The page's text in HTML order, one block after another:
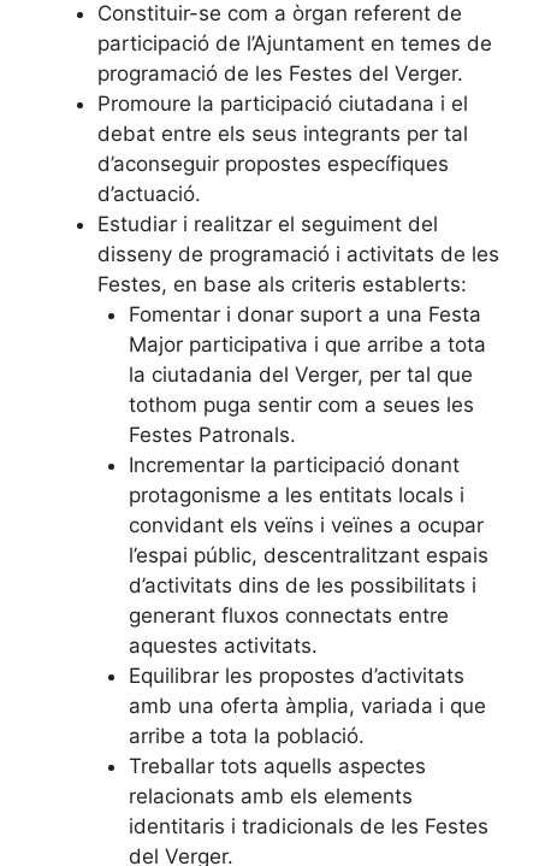
Constituir-se com a òrgan referent de
participació de l’Ajuntament en temes de
programació de les Festes del Verger.
Promoure la participació ciutadana i el
debat entre els seus integrants per tal
d’aconseguir propostes específiques
d’actuació.
Estudiar i realitzar el seguiment del
disseny de programació i activitats de les
Festes, en base als criteris establerts:
Fomentar i donar suport a una Festa
Major participativa i que arribe a tota
la ciutadania del Verger, per tal que
tothom puga sentir com a seues les
Festes Patronals.
Incrementar la participació donant
protagonisme a les entitats locals i
convidant els veïns i veïnes a ocupar
l’espai públic, descentralitzant espais
d’activitats dins de les possibilitats i
generant fluxos connectats entre
aquestes activitats.
Equilibrar les propostes d’activitats
amb una oferta àmplia, variada i que
arribe a tota la població.
Treballar tots aquells aspectes
relacionats amb els elements
identitaris i tradicionals de les Festes
del Verger.